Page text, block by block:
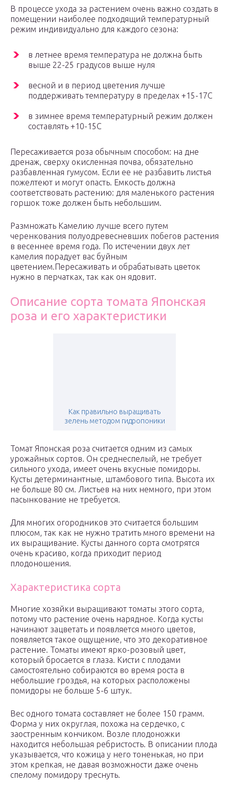
В процессе ухода за растением очень важно создать в
помещении наиболее подходящий температурный
режим индивидуально для каждого сезона:
в летнее время температура не должна быть
выше 22-25 градусов выше нуля
весной и в период цветения лучше
поддерживать температуру в пределах +15-17С
в зимнее время температурный режим должен
составлять +10-15С
Пересаживается роза обычным способом: на дне
дренаж, сверху окисленная почва, обязательно
разбавленная гумусом. Если ее не разбавить листья
пожелтеют и могут опасть. Емкость должна
соответствовать растению: для маленького растения
горшок тоже должен быть небольшим.
Размножать Камелию лучше всего путем
черенкования полуодревесневших побегов растения
в весеннее время года. По истечении двух лет
камелия порадует вас буйным
цветением.Пересаживать и обрабатывать цветок
нужно в перчатках, так как он ядовит.
Описание сорта томата Японская
роза и его характеристики
Как правильно выращивать
зелень методом гидропоники
Томат Японская роза считается одним из самых
урожайных сортов. Он среднеспелый, не требует
сильного ухода, имеет очень вкусные помидоры.
Кусты детерминантные, штамбового типа. Высота их
не больше 80 см. Листьев на них немного, при этом
пасынкование не требуется.
Для многих огородников это считается большим
плюсом, так как не нужно тратить много времени на
их выращивание. Кусты данного сорта смотрятся
очень красиво, когда приходит период
плодоношения.
Характеристика сорта
Многие хозяйки выращивают томаты этого сорта,
потому что растение очень нарядное. Когда кусты
начинают зацветать и появляется много цветов,
появляется такое ощущение, что это декоративное
растение. Томаты имеют ярко-розовый цвет,
который бросается в глаза. Кисти с плодами
самостоятельно собираются во время роста в
небольшие гроздья, на которых расположены
помидоры не больше 5-6 штук.
Вес одного томата составляет не более 150 грамм.
Форма у них округлая, похожа на сердечко, с
заостренным кончиком. Возле плодоножки
находится небольшая ребристость. В описании плода
указывается, что кожица у него тоненькая, но при
этом крепкая, не давая возможности даже очень
спелому помидору треснуть.